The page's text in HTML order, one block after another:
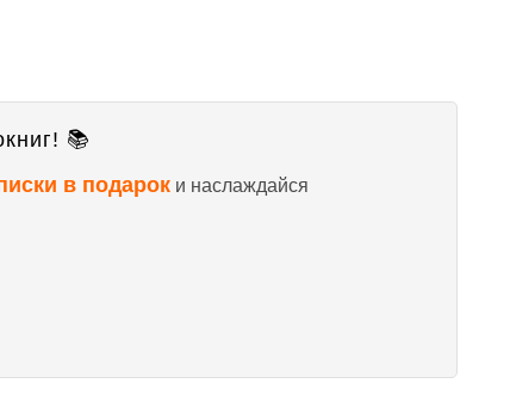
📚
в подарок и наслаждайся